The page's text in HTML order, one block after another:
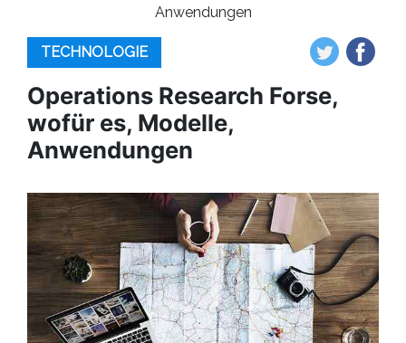
Anwendungen
TECHNOLOGIE
Operations Research Forse,
wofür es, Modelle,
Anwendungen